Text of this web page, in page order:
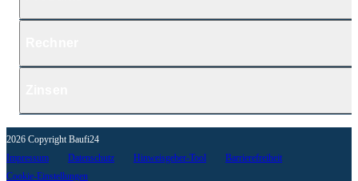
2026 Copyright Baufi24
Impressum
Datenschutz Hinweisgeber-Tool
Barrierefreiheit
Cookie-Einstellungen